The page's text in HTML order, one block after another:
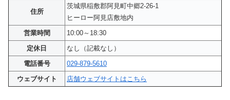
住所
茨城県稲敷郡阿見町中郷2-26-1
ヒーロー阿見店敷地内
営業時間
10:00～18:30
定休日
なし（記載なし）
電話番号
029-879-5610
ウェブサイト
店舗ウェブサイトはこちら